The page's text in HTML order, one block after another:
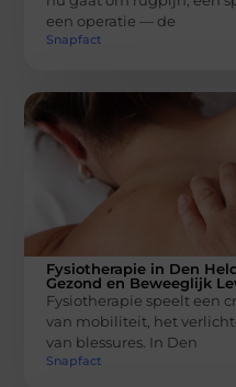
een operatie — de
Snapfact
Fysiotherapie in Den
Gezond en Beweeglijk
Fysiotherapie speelt een
van mobiliteit, het
van blessures. In Den
Snapfact